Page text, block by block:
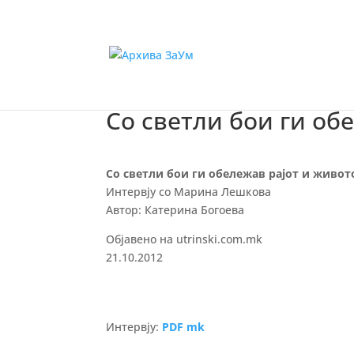
Со светли бои ги
Со светли бои ги обележав рајот и
Интервју со Марина Лешкова
Автор: Катерина Богоева
Објавено на utrinski.com.mk
21.10.2012
Интервју: PDF mk